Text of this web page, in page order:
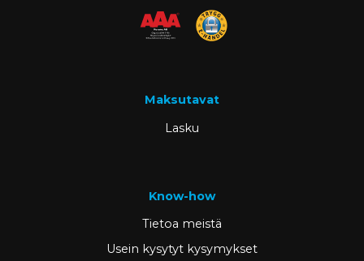
Maksutavat
Lasku
Know-how
Tietoa meistä
Usein kysytyt kysymykset